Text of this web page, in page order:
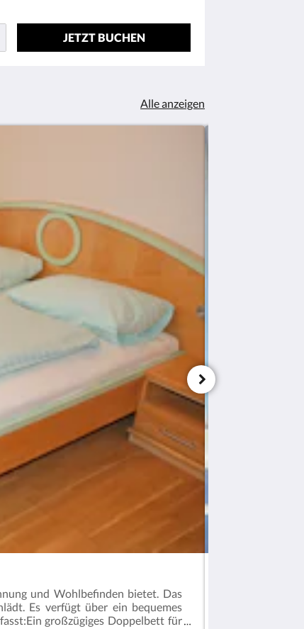
JETZT BUCHEN
Alle anzeigen
und Wohlbefinden bietet. Das
Es verfügt über ein bequemes
großzügiges Doppelbett für